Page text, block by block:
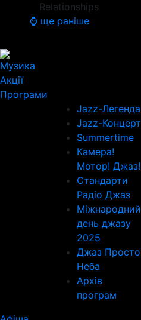
Relationships
⌚ ще раніше
Музика
Акції
Програми
Jazz-Легенда
Jazz-Концерт
Summertime
Камера!
Мотор! Джаз!
Стандарти
Радіо Джаз
Міжнародний
день джазу
2025
Джаз Просто
Неба
Архів
програм